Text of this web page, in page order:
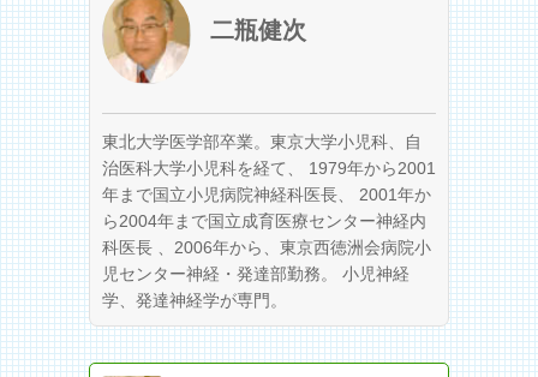
二瓶健次
東北大学医学部卒業。東京大学小児科、自
治医科大学小児科を経て、 1979年から2001
年まで国立小児病院神経科医長、 2001年か
ら2004年まで国立成育医療センター神経内
科医長 、2006年から、東京西徳洲会病院小
児センター神経・発達部勤務。 小児神経
学、発達神経学が専門。